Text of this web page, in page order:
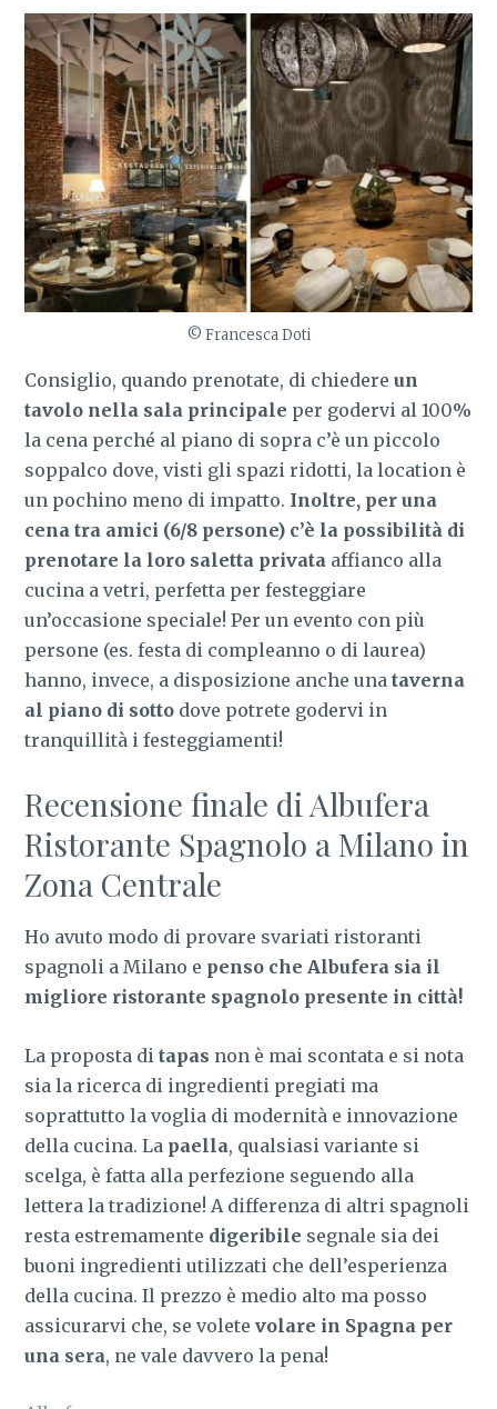
© Francesca Doti
Consiglio, quando prenotate, di chiedereun
tavolo nella sala principale per godervi al 100%
la cena perché al piano di sopra c’è un piccolo
soppalco dove, visti gli spazi ridotti, la location è
un pochino meno di impatto. Inoltre, per una
cena tra amici (6/8 persone) c’è la possibilità di
prenotare la loro saletta privata affianco alla
cucina a vetri, perfetta per festeggiare
un’occasione speciale! Per un evento con più
persone (es. festa di compleanno o di laurea)
hanno, invece, a disposizione anche unataverna
al piano di sotto dove potrete godervi in
tranquillità i festeggiamenti!
Recensione finale di Albufera
Ristorante Spagnolo a Milano in
Zona Centrale
Ho avuto modo di provare svariati ristoranti
spagnoli a Milano e penso che Albufera sia il
migliore ristorante spagnolo presente in città!
La proposta ditapas non è mai scontata e si nota
sia la ricerca di ingredienti pregiati ma
soprattutto la voglia di modernità e innovazione
della cucina. La paella, qualsiasi variante si
scelga, è fatta alla perfezione seguendo alla
lettera la tradizione! A differenza di altri spagnoli
resta estremamente digeribile segnale sia dei
buoni ingredienti utilizzati che dell’esperienza
della cucina. Il prezzo è medio alto ma posso
assicurarvi che, se voletevolare in Spagna per
una sera, ne vale davvero la pena!